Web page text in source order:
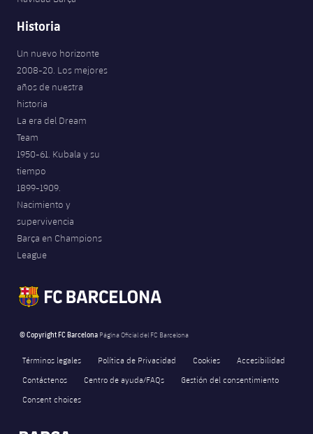
Historia
Un nuevo horizonte
2008-20. Los mejores
años de nuestra
historia
La era del Dream
Team
1950-61. Kubala y su
tiempo
1899-1909.
Nacimiento y
supervivencia
Barça en Champions
League
© Copyright FC Barcelona Página Oficial del FC Barcelona
Términos legales Política de Privacidad Cookies
Accesibilidad
Contáctenos
Centro de ayuda/FAQs
Gestión del consentimiento
Consent choices